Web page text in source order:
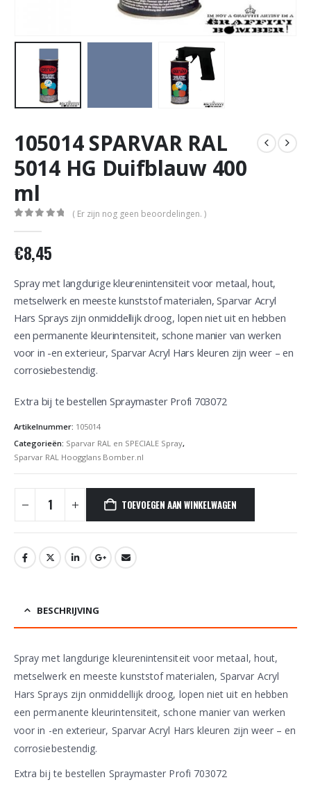
105014 SPARVAR RAL
5014 HG Duifblauw 400
ml
( Er zijn nog geen beoordelingen. )
€8,45
Spray met langdurige kleurenintensiteit voor metaal, hout,
metselwerk en meeste kunststof materialen, Sparvar Acryl
Hars Sprays zijn onmiddellijk droog, lopen niet uit en hebben
een permanente kleurintensiteit, schone manier van werken
voor in -en exterieur, Sparvar Acryl Hars kleuren zijn weer – en
corrosiebestendig.
Extra bij te bestellen Spraymaster Profi 703072
Artikelnummer: 105014
Categorieën: Sparvar RAL en SPECIALE Spray,
Sparvar RAL Hoogglans Bomber.nl
TOEVOEGEN AAN WINKELWAGEN
BESCHRIJVING
Spray met langdurige kleurenintensiteit voor metaal, hout,
metselwerk en meeste kunststof materialen, Sparvar Acryl
Hars Sprays zijn onmiddellijk droog, lopen niet uit en hebben
een permanente kleurintensiteit, schone manier van werken
voor in -en exterieur, Sparvar Acryl Hars kleuren zijn weer – en
corrosiebestendig.
Extra bij te bestellen Spraymaster Profi 703072